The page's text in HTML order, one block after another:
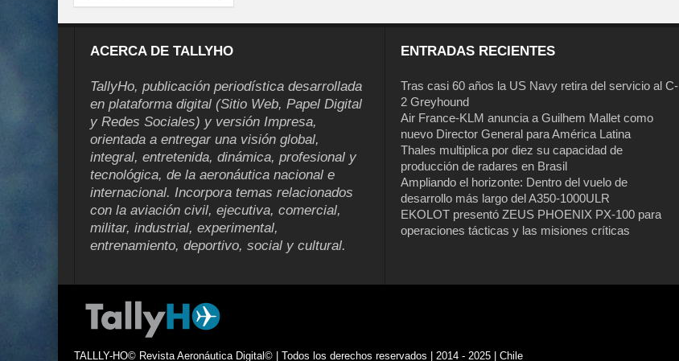
ACERCA DE TALLYHO
TallyHo, publicación periodística desarrollada
en plataforma digital (Sitio Web, Papel Digital
y Redes Sociales) y versión Impresa,
orientada a entregar una visión global,
integral, entretenida, dinámica, profesional y
tecnológica, de la aeronáutica nacional e
internacional. Incorpora temas relacionados
con la aviación civil, ejecutiva, comercial,
militar, industrial, experimental,
entrenamiento, deportivo, social y cultural.
ENTRADAS RECIENTES
Tras casi 60 años la US Navy retira del servicio al C-
2 Greyhound
Air France-KLM anuncia a Guilhem Mallet como
nuevo Director General para América Latina
Thales multiplica por diez su capacidad de
producción de radares en Brasil
Ampliando el horizonte: Dentro del vuelo de
desarrollo más largo del A350-1000ULR
EKOLOT presentó ZEUS PHOENIX PX-100 para
operaciones tácticas y las misiones críticas
TALLLY-HO© Revista Aeronáutica Digital© | Todos los derechos reservados | 2014 - 2025 | Chile